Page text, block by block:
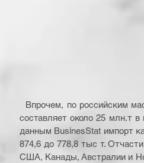
составляет около 25 млн.т
данным BusinesStat импорт
874,6 до 778,8 тыс т.
США, Канады, Австралии и